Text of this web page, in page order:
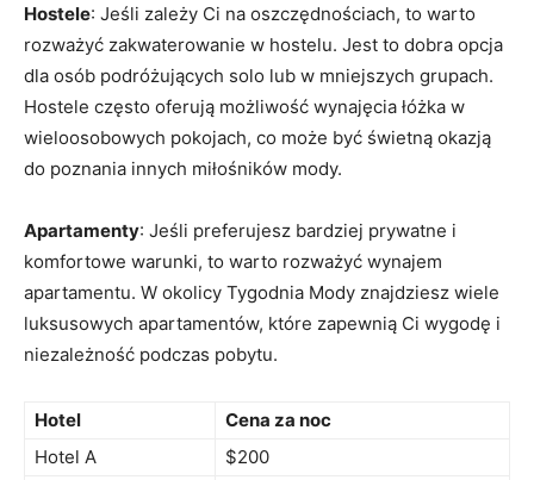
Hostele: Jeśli zależy Ci na​ oszczędnościach, to ⁤warto
rozważyć zakwaterowanie ⁣w hostelu. Jest to dobra​ opcja
dla osób podróżujących solo lub‌ w mniejszych grupach.
Hostele często oferują możliwość wynajęcia łóżka w
wieloosobowych pokojach, co może być świetną okazją
do poznania innych miłośników mody.
Apartamenty: Jeśli preferujesz bardziej prywatne i
komfortowe warunki,⁤ to warto ⁤rozważyć ⁢wynajem
apartamentu. ⁢W okolicy Tygodnia Mody znajdziesz ⁢wiele
luksusowych apartamentów, które ⁤zapewnią Ci wygodę i
niezależność podczas pobytu.
Hotel
Cena za noc
Hotel A
$200